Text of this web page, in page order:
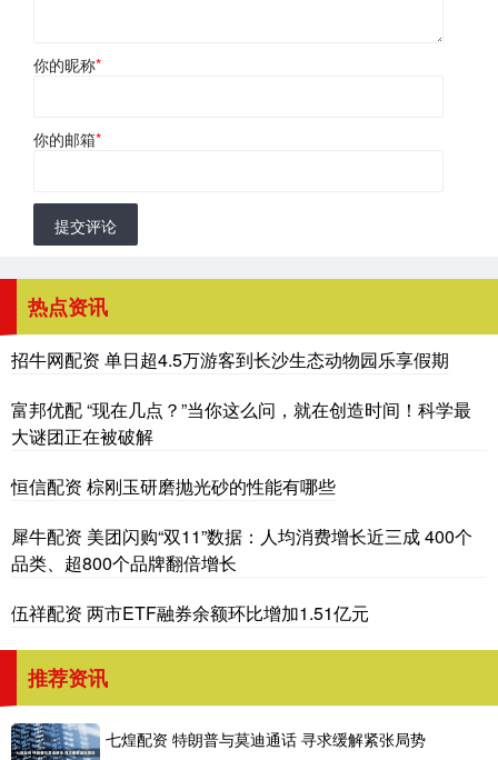
你的昵称*
你的邮箱*
提交评论
热点资讯
招牛网配资 单日超4.5万游客到长沙生态动物园乐享假期
富邦优配 “现在几点？”当你这么问，就在创造时间！科学最
大谜团正在被破解
恒信配资 棕刚玉研磨抛光砂的性能有哪些
犀牛配资 美团闪购“双11”数据：人均消费增长近三成 400个
品类、超800个品牌翻倍增长
伍祥配资 两市ETF融券余额环比增加1.51亿元
推荐资讯
七煌配资 特朗普与莫迪通话 寻求缓解紧张局势